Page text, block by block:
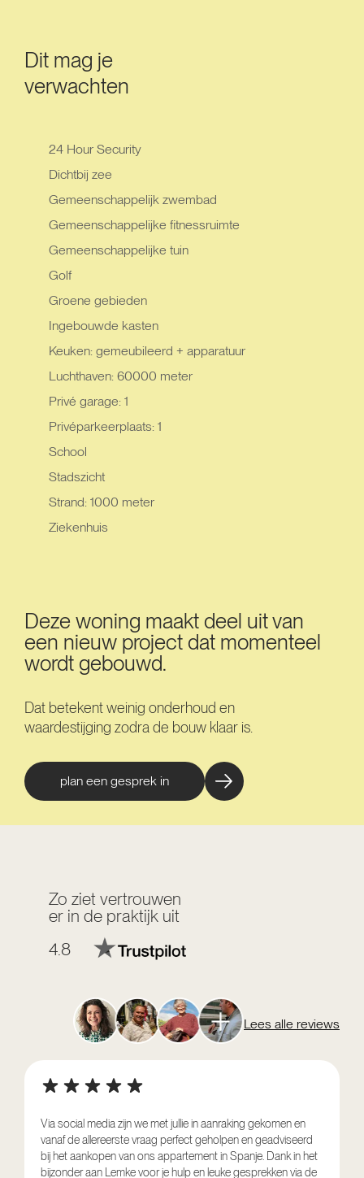
Dit mag je
verwachten
24 Hour Security
Dichtbij zee
Gemeenschappelijk zwembad
Gemeenschappelijke fitnessruimte
Gemeenschappelijke tuin
Golf
Groene gebieden
Ingebouwde kasten
Keuken: gemeubileerd + apparatuur
Luchthaven: 60000 meter
Privé garage: 1
Privéparkeerplaats: 1
School
Stadszicht
Strand: 1000 meter
Ziekenhuis
Deze woning maakt deel uit van
een nieuw project dat momenteel
wordt gebouwd.
Dat betekent weinig onderhoud en
waardestijging zodra de bouw klaar is.
plan een gesprek in
Zo ziet vertrouwen
er in de praktijk uit
4.8
Lees alle reviews
Via social media zijn we met jullie in aanraking gekomen en
vanaf de allereerste vraag perfect geholpen en geadviseerd
bij het aankopen van ons appartement in Spanje. Dank in het
bijzonder aan Lemke voor je hulp en leuke gesprekken via de